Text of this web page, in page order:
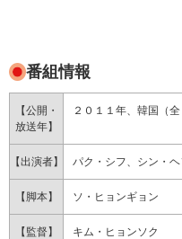
番組情報
【公開・
放送年】
２０１１年、韓国（全
【出演者】 パク・シフ、シン・
【脚本】 ソ・ヒョンギョン
【監督】 キム・ヒョンソク